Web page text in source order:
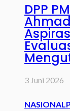
DPP
3 Juni 2026
NASIONAL